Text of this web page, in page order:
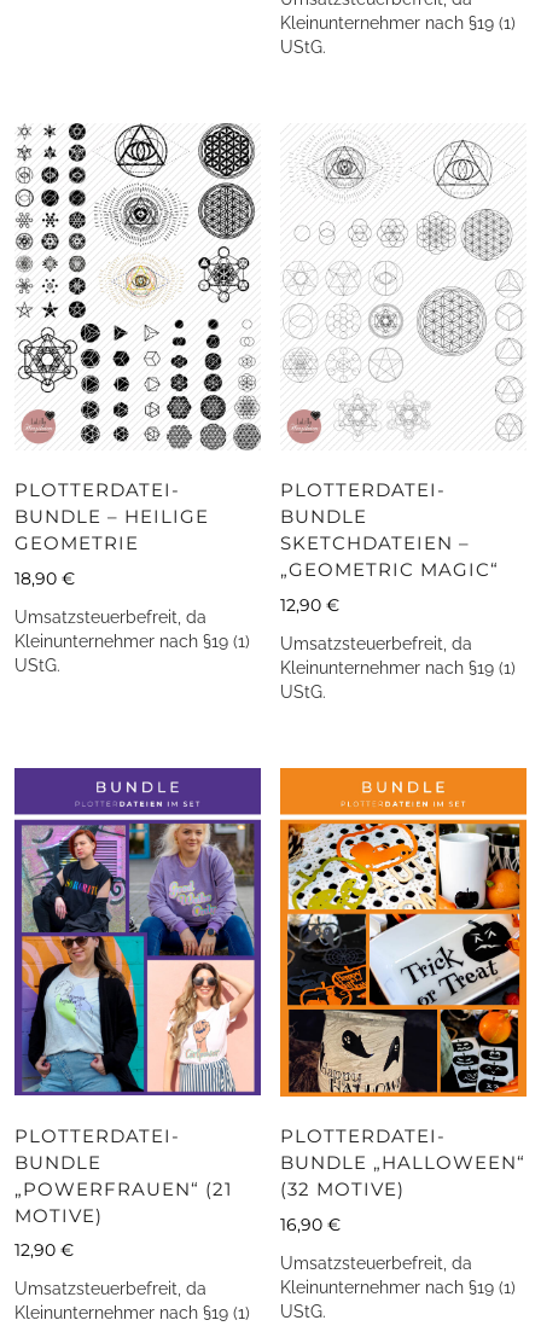
Kleinunternehmer nach §19 (1)
UStG.
PLOTTERDATEI-
BUNDLE – HEILIGE
GEOMETRIE
18,90 €
Umsatzsteuerbefreit, da
Kleinunternehmer nach §19 (1)
UStG.
PLOTTERDATEI-
BUNDLE
SKETCHDATEIEN –
„GEOMETRIC MAGIC“
12,90€
Umsatzsteuerbefreit, da
Kleinunternehmer nach §19 (1)
UStG.
PLOTTERDATEI-
BUNDLE
„POWERFRAUEN“ (21
MOTIVE)
12,90 €
Umsatzsteuerbefreit, da
Kleinunternehmer nach §19 (1)
PLOTTERDATEI-
BUNDLE „HALLOWEEN“
(32 MOTIVE)
16,90€
Umsatzsteuerbefreit, da
Kleinunternehmer nach §19 (1)
UStG.